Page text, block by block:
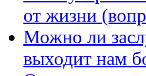
от жизни
Можно ли
выходит нам